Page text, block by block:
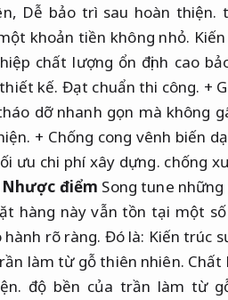
Dễ bảo trì sau hoàn thiện.
khoản tiền không nhỏ.
chất lượng ổn định cao
kế. Đạt chuẩn thi công. +
dỡ nhanh gọn mà không
+ Chống cong vênh biến
ưu chi phí xây dựng. chống
Nhược điểm Song tune
hàng này vẫn tồn tại một
hành rõ ràng. Đó là: Kiến trúc
làm từ gỗ thiên nhiên. Chất
độ bền của trần làm từ